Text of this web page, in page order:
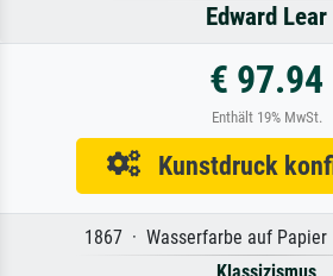
Edward Lear
€ 97.94
Enthält 19% MwSt.
Kunstdruck
1867 · Wasserfarbe auf
Klassizismus